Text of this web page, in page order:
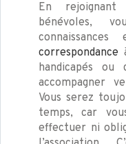
En
bénévoles,
correspondance
handicapés
accompagner
Vous serez
temps, car
effectuer ni